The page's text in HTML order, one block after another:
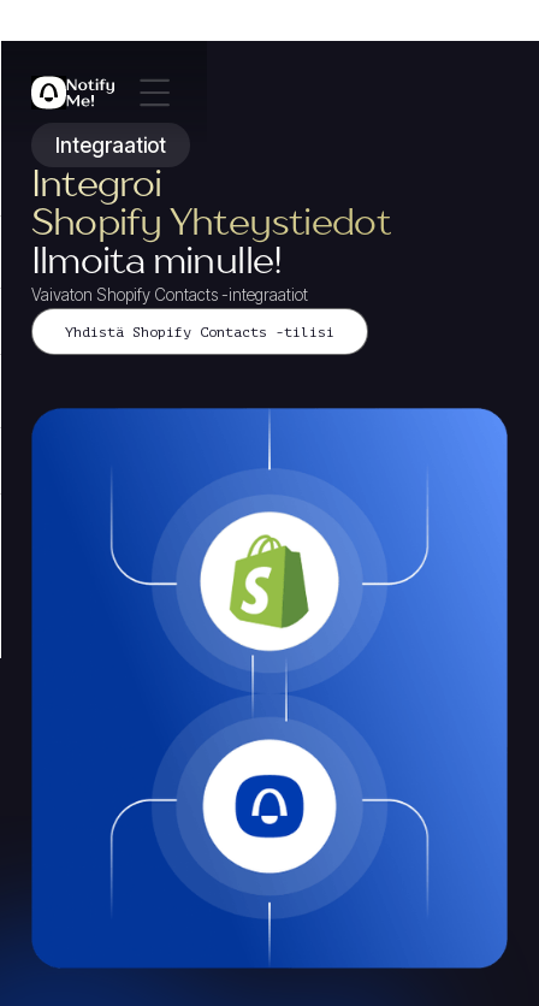
Integraatiot
Integroi
Shopify Yhteystiedot
Ilmoita minulle!
Vaivaton Shopify Contacts -integraatiot
Yhdistä Shopify Contacts -tilisi